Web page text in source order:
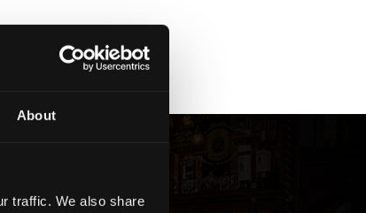
About
traffic. We also share